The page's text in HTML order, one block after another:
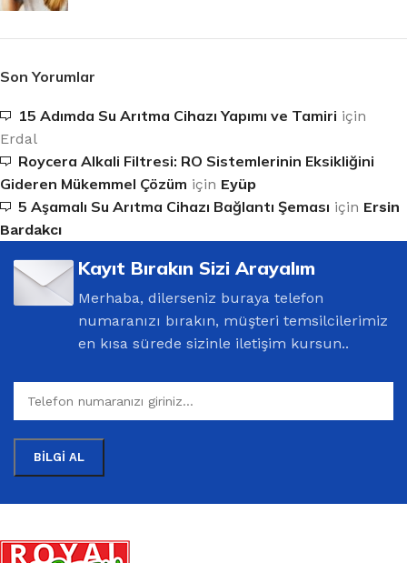
Son Yorumlar
15 Adımda Su Arıtma Cihazı Yapımı ve Tamiri için
Erdal
Roycera Alkali Filtresi: RO Sistemlerinin Eksikliğini
Gideren Mükemmel Çözüm için Eyüp
5 Aşamalı Su Arıtma Cihazı Bağlantı Şeması için Ersin
Bardakcı
Kayıt Bırakın Sizi Arayalım
Merhaba, dilerseniz buraya telefon
numaranızı bırakın, müşteri temsilcilerimiz
en kısa sürede sizinle iletişim kursun..